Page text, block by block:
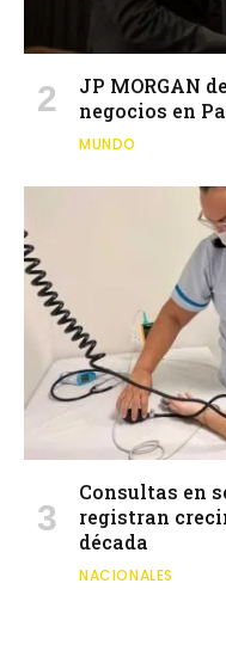
JP MORGAN
negocios en
MUNDO
Consultas en
registran
década
NACIONALES